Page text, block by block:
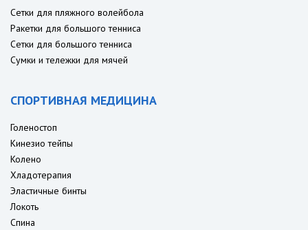
Сетки для пляжного волейбола
Ракетки для большого тенниса
Сетки для большого тенниса
Сумки и тележки для мячей
СПОРТИВНАЯ МЕДИЦИНА
Голеностоп
Кинезио тейпы
Колено
Хладотерапия
Эластичные бинты
Локоть
Спина